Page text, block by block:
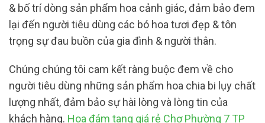
& bố trí dòng sản phẩm hoa cảnh giác, đảm bảo đem
lại đến người tiêu dùng các bó hoa tươi đẹp & tôn
trọng sự đau buồn của gia đình & người thân.
Chúng chúng tôi cam kết ràng buộc đem về cho
người tiêu dùng những sản phẩm hoa chia bi lụy chất
lượng nhất, đảm bảo sự hài lòng và lòng tin của
khách hàng. Hoa đám tang giá rẻ Chợ Phường 7 TP